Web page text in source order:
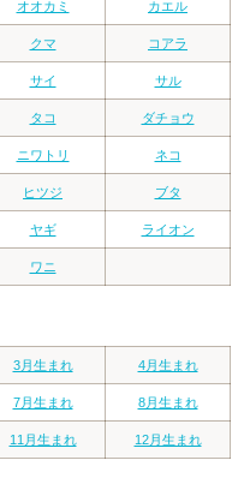
オオカミ カエル
クマ コアラ
サイ サル
タコ ダチョウ
ニワトリ ネコ
ヒツジ ブタ
ヤギ ライオン
ワニ
3月生まれ 4月生まれ
7月生まれ 8月生まれ
11月生まれ 12月生まれ